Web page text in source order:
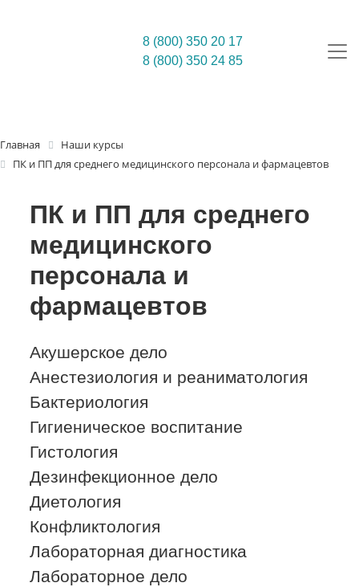
8 (800) 350 20 17
8 (800) 350 24 85
Главная
Наши курсы
ПК и ПП для среднего медицинского персонала и фармацевтов
ПК и ПП для среднего
медицинского
персонала и
фармацевтов
Акушерское дело
Анестезиология и реаниматология
Бактериология
Гигиеническое воспитание
Гистология
Дезинфекционное дело
Диетология
Конфликтология
Лабораторная диагностика
Лабораторное дело